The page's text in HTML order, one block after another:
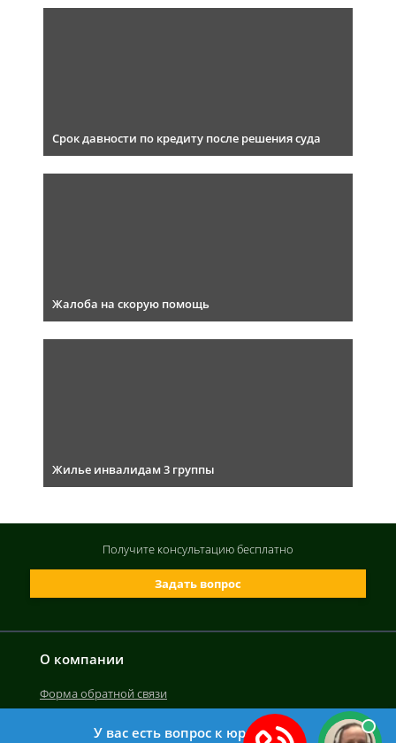
Срок давности по кредиту после решения суда
Жалоба на скорую помощь
Жилье инвалидам 3 группы
О компании
Форма обратной связи
Задать вопрос
Получите консультациюбесплатно
У вас есть вопрос к юристу?